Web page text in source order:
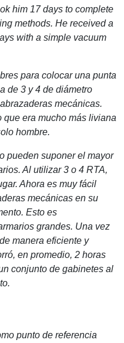
him 17 days to complete
methods. He received a
with a simple vacuum
para colocar una punta
de 3 y 4 de diámetro
mecánicas.
era mucho más liviana
hombre.
pueden suponer el mayor
Al utilizar 3 o 4 RTA,
Ahora es muy fácil
mecánicas en su
Esto es
grandes. Una vez
manera eficiente y
en promedio, 2 horas
conjunto de gabinetes al
punto de referencia